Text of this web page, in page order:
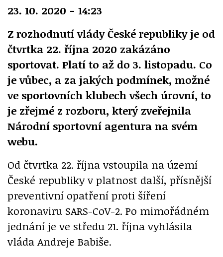
23. 10. 2020 - 14:23
Z rozhodnutí vlády České republiky je od
čtvrtka 22. října 2020 zakázáno
sportovat. Platí to až do 3. listopadu. Co
je vůbec, a za jakých podmínek, možné
ve sportovních klubech všech úrovní, to
je zřejmé z rozboru, který zveřejnila
Národní sportovní agentura na svém
webu.
Od čtvrtka 22. října vstoupila na území
České republiky v platnost další, přísnější
preventivní opatření proti šíření
koronaviru SARS-CoV-2. Po mimořádném
jednání je ve středu 21. října vyhlásila
vláda Andreje Babiše.